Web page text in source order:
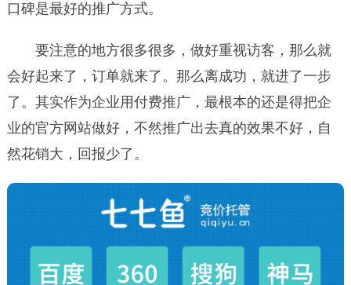
口碑是最好的推广方式。
要注意的地方很多很多，做好重视访客，那么就
会好起来了，订单就来了。那么离成功，就进了一步
了。其实作为企业用付费推广，最根本的还是得把企
业的官方网站做好，不然推广出去真的效果不好，自
然花销大，回报少了。